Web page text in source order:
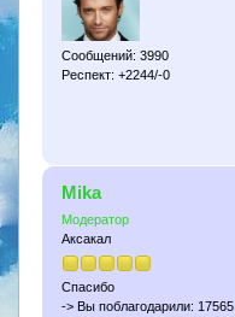
Сообщений: 3990
Респект: +2244/-0
Mika
Модератор
Аксакал
Спасибо
-> Вы поблагодарили: 17565